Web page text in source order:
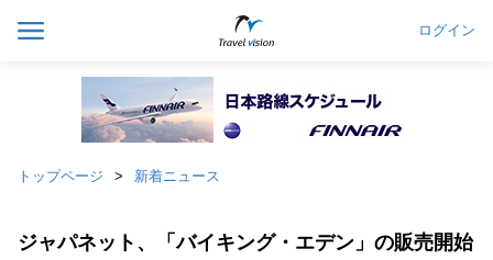
ログイン
トップページ 新着ニュース
ジャパネット、「バイキング・エデン」の販売開始